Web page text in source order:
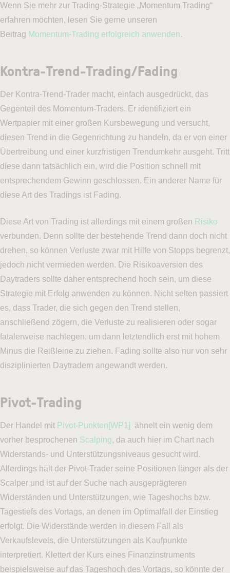
Wenn Sie mehr zur Trading-Strategie „Momentum Trading“
erfahren möchten, lesen Sie gerne unseren
Beitrag Momentum-Trading erfolgreich anwenden.
Kontra-Trend-Trading/Fading
Der Kontra-Trend-Trader macht, einfach ausgedrückt, das
Gegenteil des Momentum-Traders. Er identifiziert ein
Wertpapier mit einer großen Kursbewegung und versucht,
diesen Trend in die Gegenrichtung zu handeln, da er von einer
Übertreibung und einer kurzfristigen Trendumkehr ausgeht. Tritt
diese dann tatsächlich ein, wird die Position schnell mit
entsprechendem Gewinn geschlossen. Ein anderer Name für
diese Art des Tradings ist Fading.
Diese Art von Trading ist allerdings mit einem großen Risiko
verbunden. Denn sollte der bestehende Trend dann doch nicht
drehen, so können Verluste zwar mit Hilfe von Stopps begrenzt,
jedoch nicht vermieden werden. Die Risikoaversion des
Daytraders sollte daher entsprechend hoch sein, um diese
Strategie mit Erfolg anwenden zu können. Nicht selten passiert
es, dass Trader, die sich gegen den Trend stellen,
anschließend zögern, die Verluste zu realisieren oder sogar
fatalerweise nachlegen, um dann letztendlich erst mit hohem
Minus die Reißleine zu ziehen. Fading sollte also nur von sehr
disziplinierten Daytradern angewandt werden.
Pivot-Trading
Der Handel mit Pivot-Punkten[WP1]
ähnelt ein wenig dem
vorher besprochenen Scalping, da auch hier im Chart nach
Widerstands- und Unterstützungsniveaus gesucht wird.
Allerdings hält der Pivot-Trader seine Positionen länger als der
Scalper und ist auf der Suche nach ausgeprägteren
Widerständen und Unterstützungen, wie Tageshochs bzw.
Tagestiefs des Vortags, an denen im Optimalfall der Einstieg
erfolgt. Die Widerstände werden in diesem Fall als
Verkaufslevels, die Unterstützungen als Kaufpunkte
interpretiert. Klettert der Kurs eines Finanzinstruments
beispielsweise auf das Tageshoch des Vortags, so könnte der